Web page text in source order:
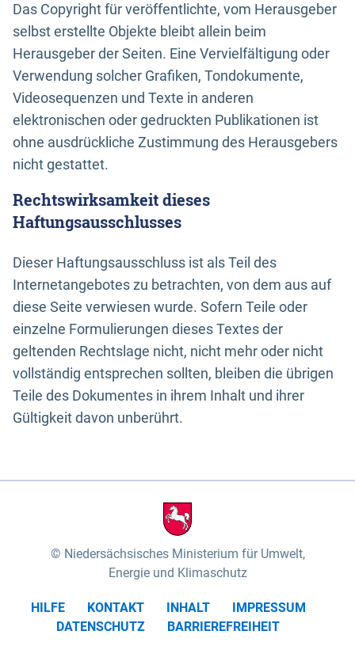
Das Copyright für veröffentlichte, vom Herausgeber
selbst erstellte Objekte bleibt allein beim
Herausgeber der Seiten. Eine Vervielfältigung oder
Verwendung solcher Grafiken, Tondokumente,
Videosequenzen und Texte in anderen
elektronischen oder gedruckten Publikationen ist
ohne ausdrückliche Zustimmung des Herausgebers
nicht gestattet.
Rechtswirksamkeit dieses
Haftungsausschlusses
Dieser Haftungsausschluss ist als Teil des
Internetangebotes zu betrachten, von dem aus auf
diese Seite verwiesen wurde. Sofern Teile oder
einzelne Formulierungen dieses Textes der
geltenden Rechtslage nicht, nicht mehr oder nicht
vollständig entsprechen sollten, bleiben die übrigen
Teile des Dokumentes in ihrem Inhalt und ihrer
Gültigkeit davon unberührt.
Niedersächsisches Ministerium für Umwelt,
Energie und Klimaschutz
HILFE KONTAKT INHALT
IMPRESSUM
DATENSCHUTZ
BARRIEREFREIHEIT